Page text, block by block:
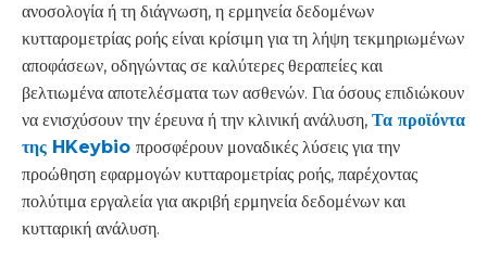
ανοσολογία ή τη διάγνωση, η ερμηνεία δεδομένων
κυτταρομετρίας ροής είναι κρίσιμη για τη λήψη τεκμηριωμένων
αποφάσεων, οδηγώντας σε καλύτερες θεραπείες και
βελτιωμένα αποτελέσματα των ασθενών. Για όσους επιδιώκουν
να ενισχύσουν την έρευνα ή την κλινική ανάλυση, Τα προϊόντα
της HKeybio προσφέρουν μοναδικές λύσεις για την
προώθηση εφαρμογών κυτταρομετρίας ροής, παρέχοντας
πολύτιμα εργαλεία για ακριβή ερμηνεία δεδομένων και
κυτταρική ανάλυση.